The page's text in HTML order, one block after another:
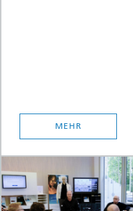
MEHR